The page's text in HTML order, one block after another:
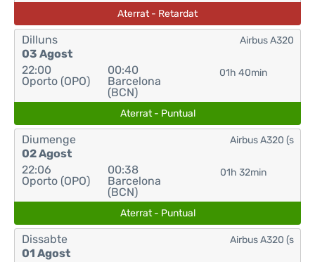
Aterrat - Retardat
Dilluns
03 Agost
22:00
Oporto (OPO)
00:40
Barcelona
(BCN)
01h 40min
Airbus A320
Aterrat - Puntual
Diumenge
02 Agost
22:06
Oporto (OPO)
00:38
Barcelona
(BCN)
01h 32min
Airbus A320 (s
Aterrat - Puntual
Dissabte
01 Agost
Airbus A320 (s